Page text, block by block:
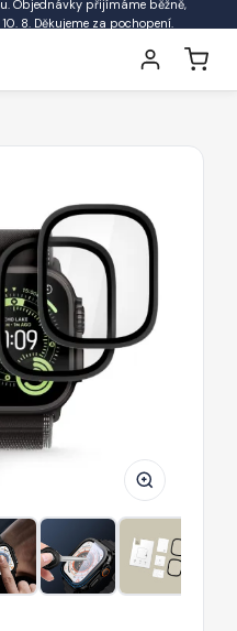
Objednávky přijímáme běžně,
8. Děkujeme za pochopení.